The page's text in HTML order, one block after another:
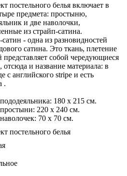
постельного белья включает в
предмета: простыню,
и две наволочки,
из страйп-сатина.
- одна из разновидностей
сатина. Это ткань, плетение
представляет собой чередующиеся
отсюда и название материала: в
с английского stripe и есть
.
180 x 215 см.
220 x 240 см.
70 x 70 см.
постельного белья